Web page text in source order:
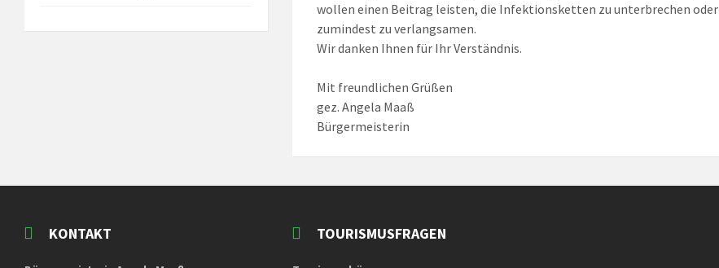
wollen einen Beitrag leisten, die Infektionsketten zu unterbrechen oder
zumindest zu verlangsamen.
Wir danken Ihnen für Ihr Verständnis.
Mit freundlichen Grüßen
gez. Angela Maaß
Bürgermeisterin
KONTAKT TOURISMUSFRAGEN